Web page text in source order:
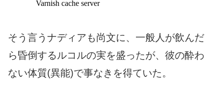
そう言うナディアも尚文に、一般人が飲んだ
ら昏倒するルコルの実を盛ったが、彼の酔わ
ない体質(異能)で事なきを得ていた。